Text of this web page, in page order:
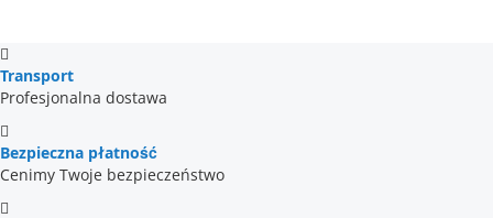
Transport
Profesjonalna dostawa
Bezpieczna płatność
Cenimy Twoje bezpieczeństwo